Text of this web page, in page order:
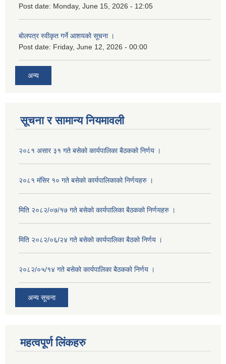
Post date: Monday, June 15, 2026 - 12:05
बोलपत्र स्वीकृत गर्ने आशयको सूचना ।
Post date: Friday, June 12, 2026 - 00:00
अन्य
सूचना र सामान्य नियमावली
२०८१ असार ३१ गते बसेको कार्यपालिका बैठकको निर्णय ।
२०८१ मंसिर १० गते बसेको कार्यपालिकाको निर्णयहरु ।
मिति २०८२/०७/१७ गते बसेको कार्यपालिका बैठकको निर्णयहरु ।
मिति २०८२/०६/२४ गते बसेको कार्यपालिका बैठको निर्णय ।
२०८२/०५/१४ गते बसेको कार्यपालिका बैठकको निर्णय ।
अन्य सूचना
महत्वपूर्ण लिंकहरु